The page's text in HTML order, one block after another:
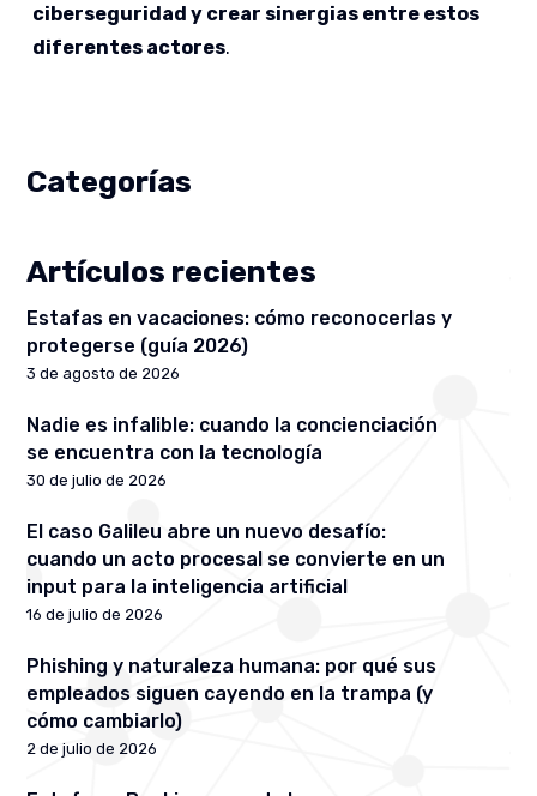
Categorías
Artículos recientes
Estafas en vacaciones: cómo reconocerlas y
protegerse (guía 2026)
3 de agosto de 2026
Nadie es infalible: cuando la concienciación
se encuentra con la tecnología
30 de julio de 2026
El caso Galileu abre un nuevo desafío:
cuando un acto procesal se convierte en un
input para la inteligencia artificial
16 de julio de 2026
Phishing y naturaleza humana: por qué sus
empleados siguen cayendo en la trampa (y
cómo cambiarlo)
2 de julio de 2026
ciberseguridad y crear sinergias entre estos
diferentes actores.